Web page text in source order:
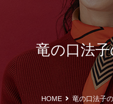
竜の口法
HOME 竜の口法子